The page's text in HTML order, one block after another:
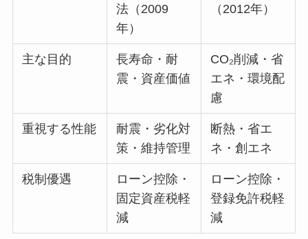
法（2009
年）
（2012年）
主な目的
長寿命・耐
震・資産価値
CO₂削減・省
エネ・環境配
慮
重視する性能
耐震・劣化対
策・維持管理
断熱・省エ
ネ・創エネ
税制優遇
ローン控除・
固定資産税軽
減
ローン控除・
登録免許税軽
減